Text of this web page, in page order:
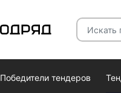
Победители тендеров